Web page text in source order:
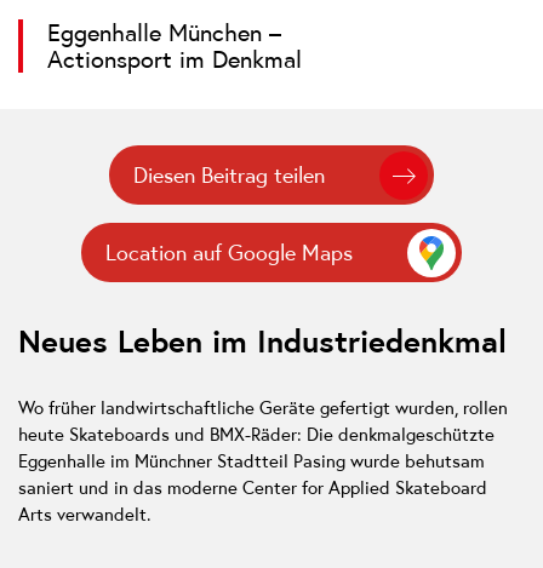
Eggenhalle München –
Actionsport im Denkmal
Neues Leben im Industriedenkmal
Wo früher landwirtschaftliche Geräte gefertigt wurden, rollen
heute Skateboards und BMX-Räder: Die denkmalgeschützte
Eggenhalle im Münchner Stadtteil Pasing wurde behutsam
saniert und in das moderne Center for Applied Skateboard
Arts verwandelt.
Diesen Beitrag teilen
Location auf Google Maps